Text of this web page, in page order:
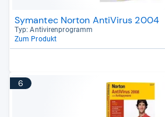
Symantec Norton AntiVirus 2004
Typ: Anti­vi­ren­pro­gramm
Zum Produkt
6